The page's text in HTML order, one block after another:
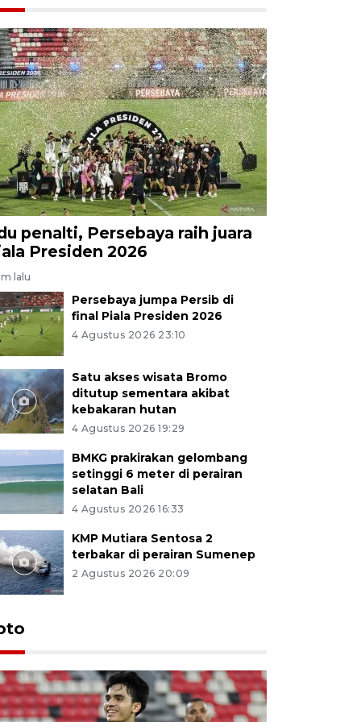
penalti, Persebaya raih juara
Presiden 2026
lalu
Persebaya jumpa Persib di
final Piala Presiden 2026
4 Agustus 2026 23:10
Satu akses wisata Bromo
ditutup sementara akibat
kebakaran hutan
4 Agustus 2026 19:29
BMKG prakirakan gelombang
setinggi 6 meter di perairan
selatan Bali
4 Agustus 2026 16:33
KMP Mutiara Sentosa 2
terbakar di perairan Sumenep
2 Agustus 2026 20:09